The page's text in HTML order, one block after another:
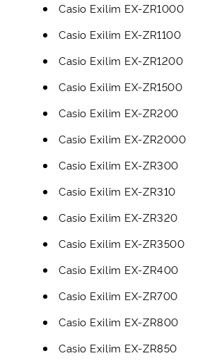
Casio Exilim EX-ZR1000
Casio Exilim EX-ZR1100
Casio Exilim EX-ZR1200
Casio Exilim EX-ZR1500
Casio Exilim EX-ZR200
Casio Exilim EX-ZR2000
Casio Exilim EX-ZR300
Casio Exilim EX-ZR310
Casio Exilim EX-ZR320
Casio Exilim EX-ZR3500
Casio Exilim EX-ZR400
Casio Exilim EX-ZR700
Casio Exilim EX-ZR800
Casio Exilim EX-ZR850